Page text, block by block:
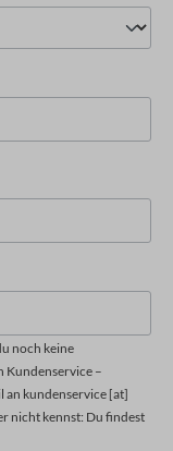
noch keine
Kundenservice –
kundenservice [at]
nicht kennst: Du findest